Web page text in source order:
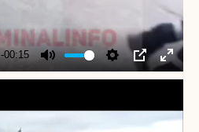
-00:15
Mute SettingsPIP
Enter